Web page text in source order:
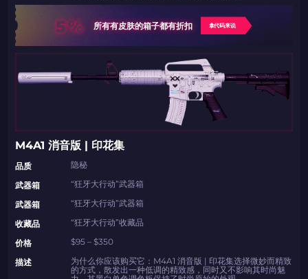
5% 所有有皮肤的箱子都有折扣 拿代码来说
M4A1 消音版 | 印花集
品质
隐秘
武器箱
“狂牙大行动”武器箱
武器箱
“狂牙大行动”武器箱
收藏品
“狂牙大行动”收藏品
价格
$95 – $350
描述
为什么你应该购买它：M4A1 消音版 | 印花集选择微妙而精致
的方式，散发出一种低调的精致感，同时又不影响其时尚魅